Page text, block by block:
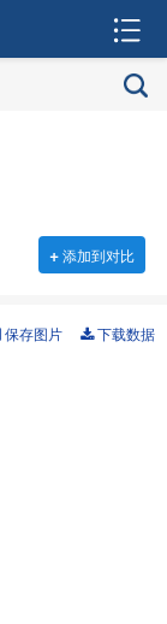
+添加到对比
下载数据
保存图片